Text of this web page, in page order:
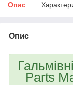
Опис
Опис
Parts